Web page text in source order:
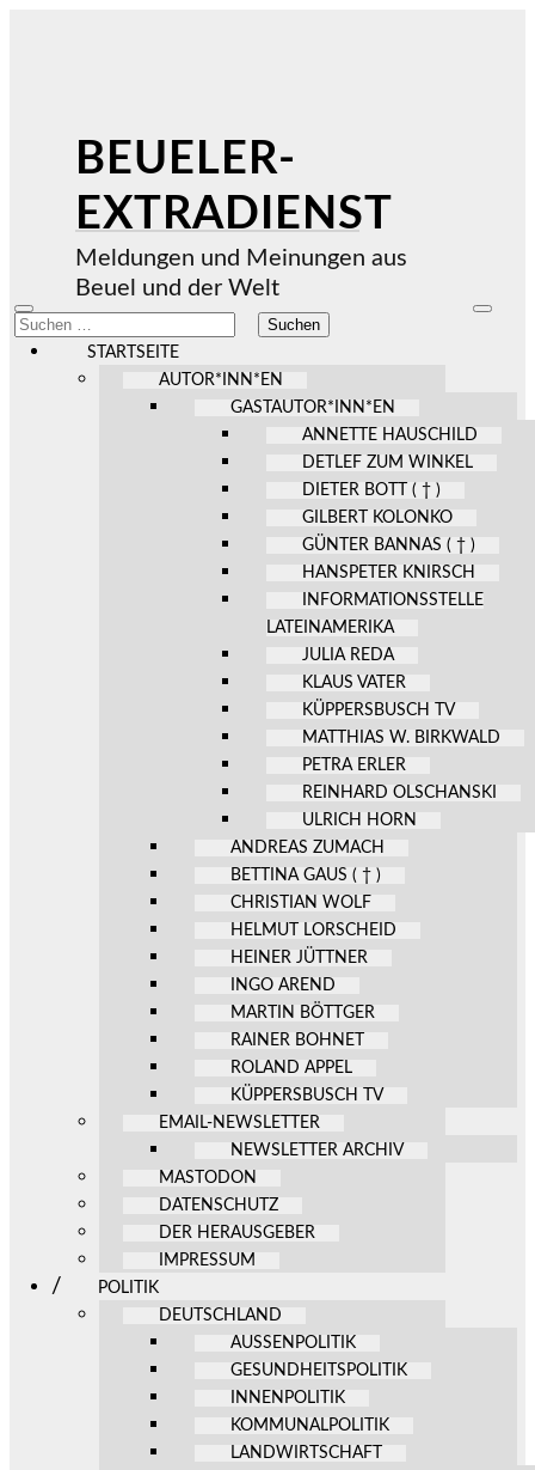
BEUELER-
EXTRADIENST
Meldungen und Meinungen aus
Beuel und der Welt
Mobile-
Menü
ein-/ausblenden
Suchen
nach:
STARTSEITE
AUTOR*INN*EN
GASTAUTOR*INN*EN
ANNETTE HAUSCHILD
DETLEF ZUM WINKEL
DIETER BOTT ( † )
GILBERT KOLONKO
GÜNTER BANNAS ( † )
HANSPETER KNIRSCH
INFORMATIONSSTELLE
LATEINAMERIKA
JULIA REDA
KLAUS VATER
KÜPPERSBUSCH TV
MATTHIAS W. BIRKWALD
PETRA ERLER
REINHARD OLSCHANSKI
ULRICH HORN
ANDREAS ZUMACH
BETTINA GAUS ( † )
CHRISTIAN WOLF
HELMUT LORSCHEID
HEINER JÜTTNER
INGO AREND
MARTIN BÖTTGER
RAINER BOHNET
ROLAND APPEL
KÜPPERSBUSCH TV
EMAIL-NEWSLETTER
NEWSLETTER ARCHIV
MASTODON
DATENSCHUTZ
DER HERAUSGEBER
IMPRESSUM
POLITIK
DEUTSCHLAND
AUSSENPOLITIK
GESUNDHEITSPOLITIK
INNENPOLITIK
KOMMUNALPOLITIK
LANDWIRTSCHAFT